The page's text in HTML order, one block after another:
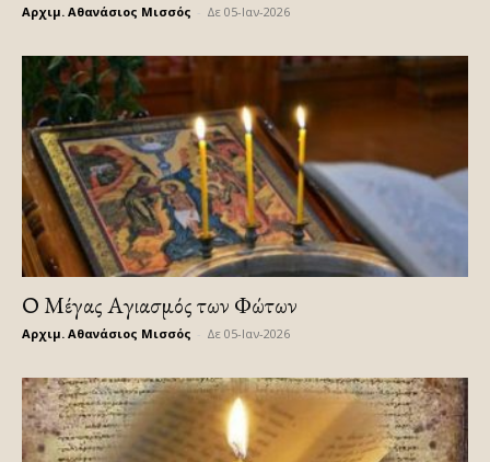
Αρχιμ. Αθανάσιος Μισσός Δε 05-Ιαν-2026
Ο Μέγας Αγιασμός των Φώτων
Αρχιμ. Αθανάσιος Μισσός Δε 05-Ιαν-2026